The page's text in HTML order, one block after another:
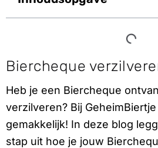
Biercheque
Heb je een Biercheque
verzilveren? Bij
gemakkelijk! In deze blog
stap uit hoe je jouw